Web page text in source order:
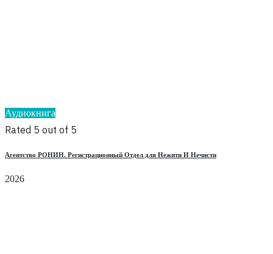
Аудиокнига
Rated 5 out of 5
Агентство РОНИН. Регистрационный Отдел для Нежити И Нечисти
2026